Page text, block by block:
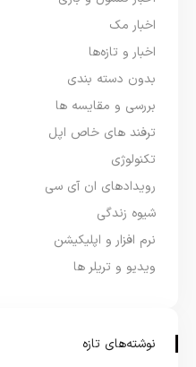
اخبار مک
اخبار و تازه‌ها
بدون دسته بندی
بررسی و مقایسه ها
ترفند های خاص اپل
تکنولوژی
رویدادهای ان آی سی
شیوه زندگی
نرم افزار و اپلیکیشن
ویدیو و تریلر ها
نوشته‌های تازه